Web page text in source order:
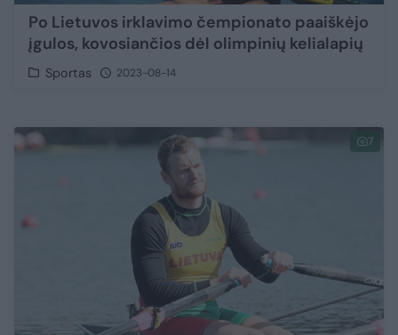
Po Lietuvos irklavimo čempionato paaiškėjo
įgulos, kovosiančios dėl olimpinių kelialapių
Sportas 2023-08-14
7